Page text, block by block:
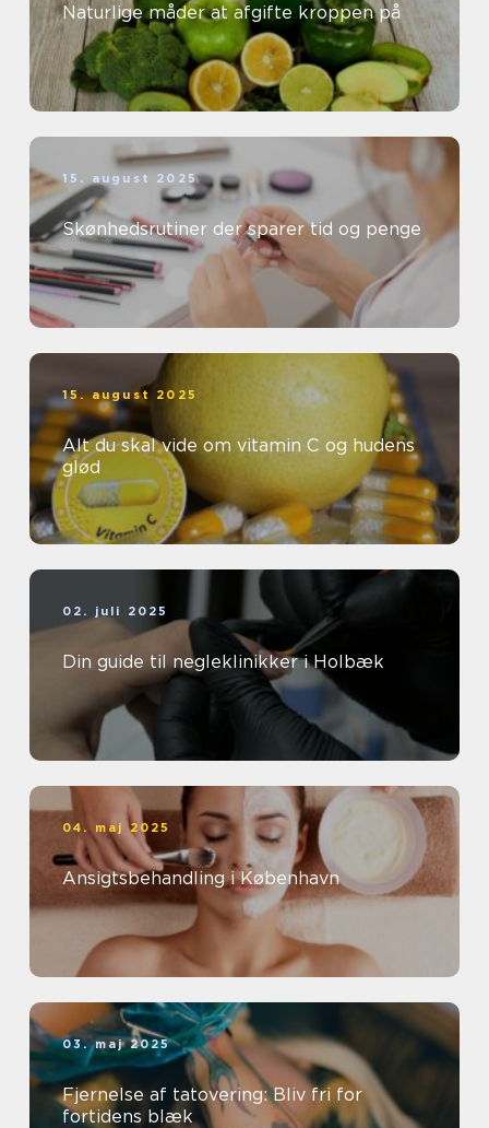
Naturlige måder at afgifte kroppen på
15. august 2025
Skønhedsrutiner der sparer tid og penge
15. august 2025
Alt du skal vide om vitamin C og hudens
glød
02. juli 2025
Din guide til negleklinikker i Holbæk
04. maj 2025
Ansigtsbehandling i København
03. maj 2025
Fjernelse af tatovering: Bliv fri for
fortidens blæk